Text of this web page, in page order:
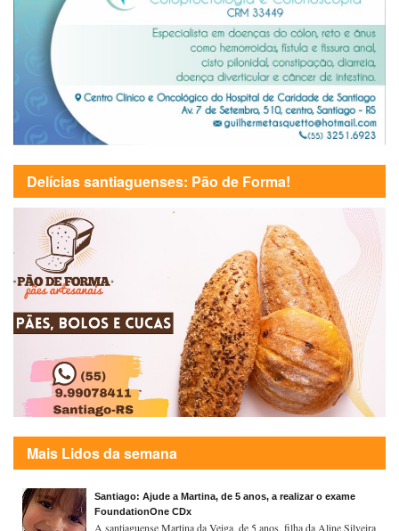
Delícias santiaguenses: Pão de Forma!
Mais Lidos da semana
Santiago: Ajude a Martina, de 5 anos, a realizar o exame
FoundationOne CDx
A santiaguense Martina da Veiga, de 5 anos, filha da Aline Silveira